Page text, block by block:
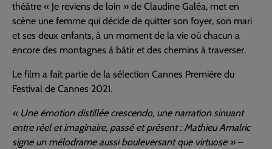
théâtre « Je reviens de loin » de Claudine Galéa, met en
scène une femme qui décide de quitter son foyer, son mari
et ses deux enfants, à un moment de la vie où chacun a
encore des montagnes à bâtir et des chemins à traverser.
Le film a fait partie de la sélection Cannes Première du
Festival de Cannes 2021.
« Une émotion distillée crescendo, une narration sinuant
entre réel et imaginaire, passé et présent : Mathieu Amalric
signe un mélodrame aussi bouleversant que virtuose » –